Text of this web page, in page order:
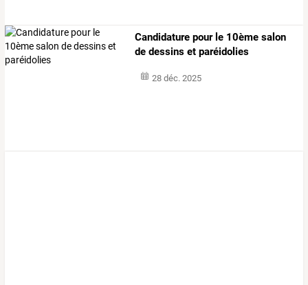
Candidature pour le 10ème salon
de dessins et paréidolies
28 déc. 2025